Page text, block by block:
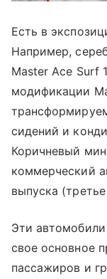
Есть в
Например,
Master Ace Surf
модификации
сидений и
Коричневый
коммерческий
выпуска
Эти
свое основное
пассажиров и